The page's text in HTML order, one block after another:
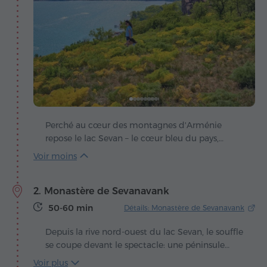
Perché au cœur des montagnes d'Arménie
repose le lac Sevan – le cœur bleu du pays,
battant au rythme du vent et du soleil. La
versa ses larmes pour l'emplir d'eau et offrir ainsi
un présent inestimable aux hommes.
2. Monastère de Sevanavank
50-60 min Détails: Monastère de Sevanavank
Depuis la rive nord-ouest du lac Sevan, le souffle
se coupe devant le spectacle: une péninsule
émerge de l'eau miroitante, couronnée de
Voir plus